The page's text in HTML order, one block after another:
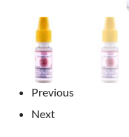
Previous
Next